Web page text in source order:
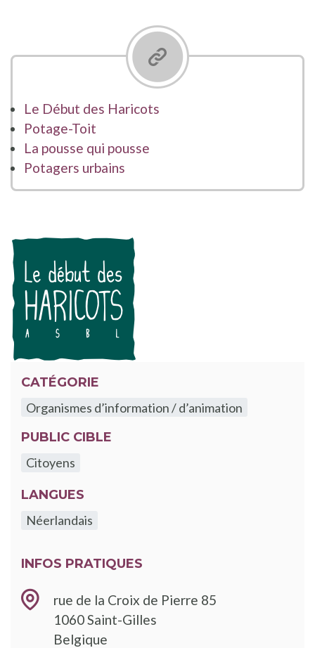
Le Début des Haricots
Potage-Toit
La pousse qui pousse
Potagers urbains
CATÉGORIE
Organismes d’information / d’animation
PUBLIC CIBLE
Citoyens
LANGUES
Néerlandais
INFOS PRATIQUES
rue de la Croix de Pierre 85
1060Saint-Gilles
Belgique